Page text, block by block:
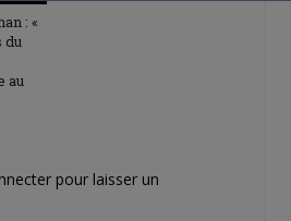
: «
du
au
pour laisser un